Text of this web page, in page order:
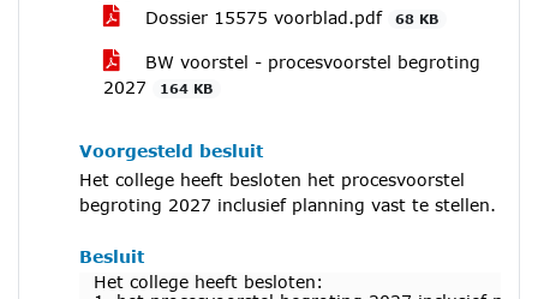
Dossier 15575 voorblad.pdf
68 KB
BW voorstel - procesvoorstel begroting
2027
164 KB
Voorgesteld besluit
Het college heeft besloten het procesvoorstel
begroting 2027 inclusief planning vast te stellen.
Besluit
Het college heeft besloten: